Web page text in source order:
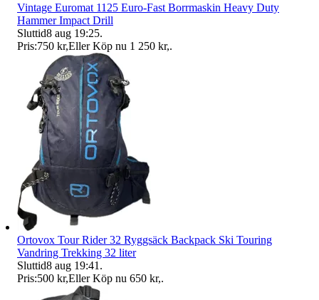
Vintage Euromat 1125 Euro-Fast Borrmaskin Heavy Duty
Hammer Impact Drill
Sluttid8 aug 19:25.
Pris:750 kr,Eller Köp nu 1 250 kr,.
Ortovox Tour Rider 32 Ryggsäck Backpack Ski Touring
Vandring Trekking 32 liter
Sluttid8 aug 19:41 .
Pris:500 kr,Eller Köp nu 650 kr,.